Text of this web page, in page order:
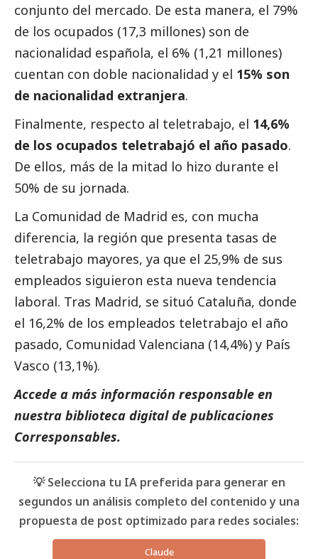
conjunto del mercado. De esta manera, el 79%
de los ocupados (17,3 millones) son de
nacionalidad española, el 6% (1,21 millones)
cuentan con doble nacionalidad y el 15% son
de nacionalidad extranjera.
Finalmente, respecto al teletrabajo, el 14,6%
de los ocupados teletrabajó el año pasado.
De ellos, más de la mitad lo hizo durante el
50% de su jornada.
La Comunidad de Madrid es, con mucha
diferencia, la región que presenta tasas de
teletrabajo mayores, ya que el 25,9% de sus
empleados siguieron esta nueva tendencia
laboral. Tras Madrid, se situó Cataluña, donde
el 16,2% de los empleados teletrabajo el año
pasado, Comunidad Valenciana (14,4%) y País
Vasco (13,1%).
Accede a más información responsable en
nuestra biblioteca digital de publicaciones
Corresponsables.
💡 Selecciona tu IA preferida para generar en
segundos un análisis completo del contenido y una
propuesta de post optimizado para redes sociales:
Claude